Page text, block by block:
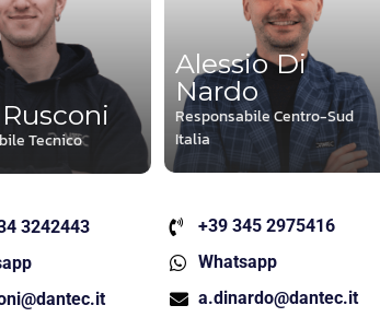
Tecnico
3242443
Alessio Di
Nardo
Responsabile Centro-Sud
Italia
+39 345 2975416
Whatsapp
a.dinardo@dantec.it